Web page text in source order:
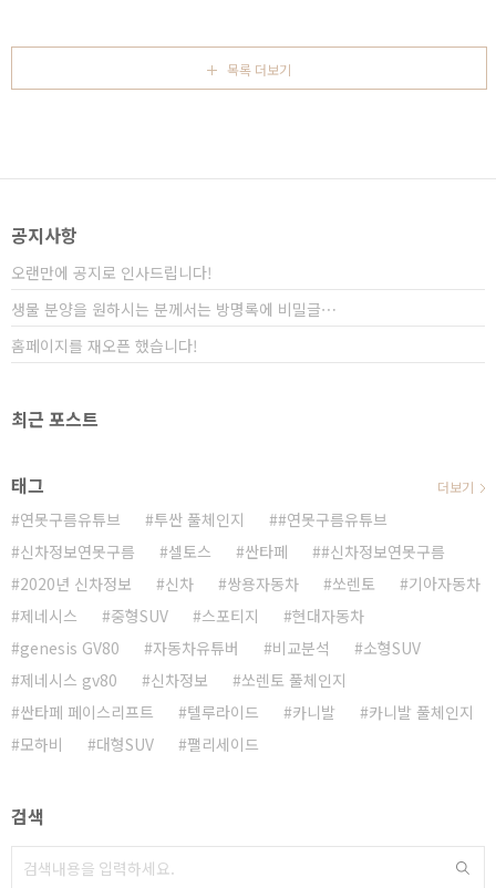
드리면 좋을 것 같아서, 3세대 쏘렌토를 제가 렌트하고, 4
세대 쏘렌토는 네이버 카페 MQ4의 콜라보로 두 대의 차
량을 동시에 비교할 수 있었습니다. # 관련 영상보기 : 실
형이 좋다는 점은 부정할..
목록 더보기
공지사항
오랜만에 공지로 인사드립니다!
생물 분양을 원하시는 분께서는 방명록에 비밀글⋯
홈페이지를 재오픈 했습니다!
최근 포스트
태그
연못구름유튜브 투싼 풀체인지
#연못구름유튜브
신차정보연못구름
셀토스 싼타페
#신차정보연못구름
2020년 신차정보
신차 쌍용자동차 쏘렌토
기아자동차
제네시스
중형SUV 스포티지
현대자동차
genesis GV80
자동차유튜버 비교분석
소형SUV
제네시스 gv80
신차정보
쏘렌토 풀체인지
싼타페 페이스리프트
텔루라이드 카니발
카니발 풀체인지
모하비
대형SUV 팰리세이드
더보기
검색